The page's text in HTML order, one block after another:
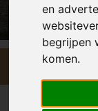
en
begrijpen
komen.
Alle fotos
Bouwgrond
€ 127 000